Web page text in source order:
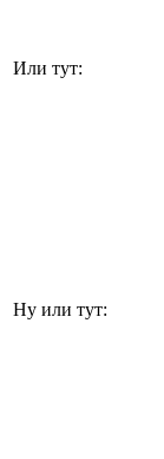
Или тут:
Ну или тут: